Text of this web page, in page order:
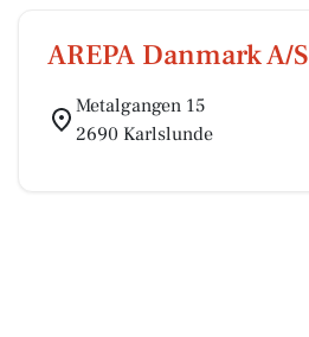
AREPA Danmark A/S
Metalgangen 15
2690 Karlslunde